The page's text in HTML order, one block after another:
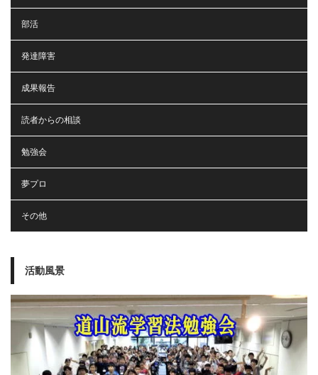
部活
発達障害
成果報告
読者からの相談
勉強会
夢プロ
その他
活動風景